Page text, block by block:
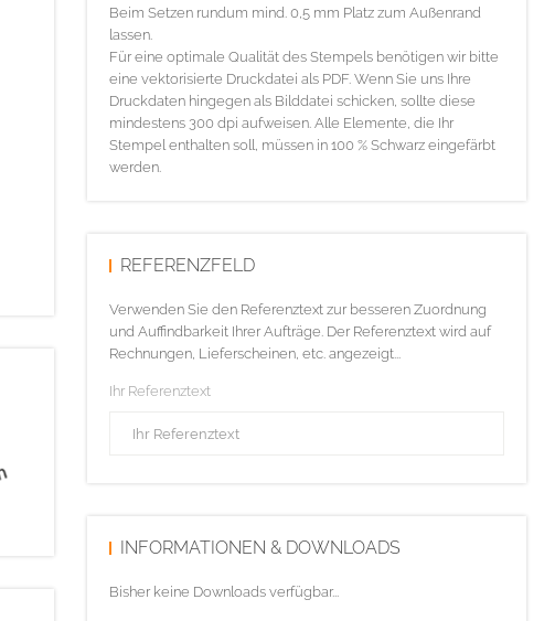
Beim Setzen rundum mind. 0,5 mm Platz zum Außenrand
lassen.
Für eine optimale Qualität des Stempels benötigen wir bitte
eine vektorisierte Druckdatei als PDF. Wenn Sie uns Ihre
Druckdaten hingegen als Bilddatei schicken, sollte diese
mindestens 300 dpi aufweisen. Alle Elemente, die Ihr
Stempel enthalten soll, müssen in 100 % Schwarz eingefärbt
werden.
REFERENZFELD
Verwenden Sie den Referenztext zur besseren Zuordnung
und Auffindbarkeit Ihrer Aufträge. Der Referenztext wird auf
Rechnungen, Lieferscheinen, etc. angezeigt...
Ihr Referenztext
INFORMATIONEN & DOWNLOADS
Bisher keine Downloads verfügbar...